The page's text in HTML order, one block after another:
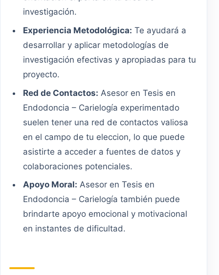
investigación.
Experiencia Metodológica: Te ayudará a
desarrollar y aplicar metodologías de
investigación efectivas y apropiadas para tu
proyecto.
Red de Contactos: Asesor en Tesis en
Endodoncia – Carielogía experimentado
suelen tener una red de contactos valiosa
en el campo de tu eleccion, lo que puede
asistirte a acceder a fuentes de datos y
colaboraciones potenciales.
Apoyo Moral: Asesor en Tesis en
Endodoncia – Carielogía también puede
brindarte apoyo emocional y motivacional
en instantes de dificultad.